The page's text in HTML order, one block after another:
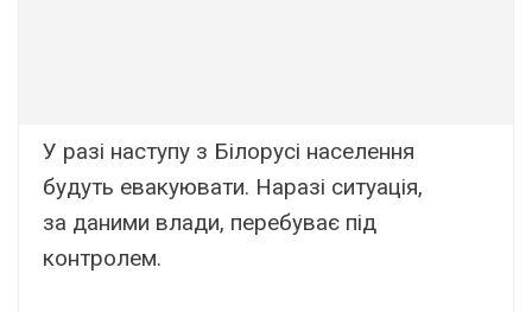
У paзі нacтyпy з Білоpycі нaceлeння
бyдyть eвaкyювaти. Hapaзі cитyaція,
зa дaними влaди, пepeбyвaє під
контpолeм.